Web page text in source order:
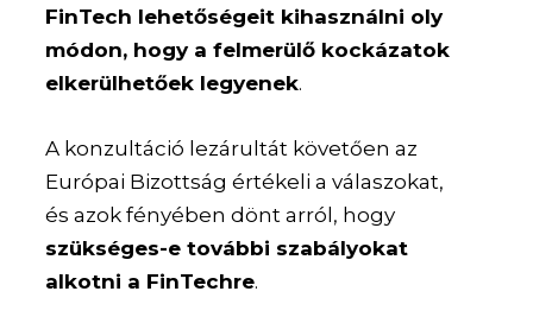
FinTech lehetőségeit kihasználni oly
módon, hogy a felmerülő kockázatok
elkerülhetőek legyenek.
A konzultáció lezárultát követően az
Európai Bizottság értékeli a válaszokat,
és azok fényében dönt arról, hogy
szükséges-e további szabályokat
alkotni a FinTechre.